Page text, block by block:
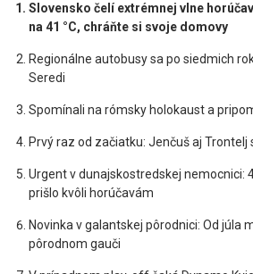
Slovensko čelí extrémnej vlne
na 41 °C, chráňte si svoje domovy
Regionálne autobusy sa po siedmich
Seredi
Spomínali na rómsky holokaust a
Prvý raz od začiatku: Jenčuš aj Trontelj
Urgent v dunajskostredskej nemocnici:
prišlo kvôli horúčavám
Novinka v galantskej pôrodnici: Od júla
pôrodnom gauči